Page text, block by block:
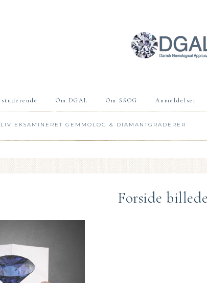
Om DGAL Om SSOG Anmeldelser
EKSAMINERET GEMMOLOG & DIAMANTGRADERER
Forside